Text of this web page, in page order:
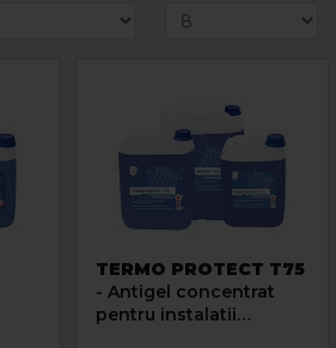
TERMO PROTECT T75
- Antigel concentrat
pentru instalatii